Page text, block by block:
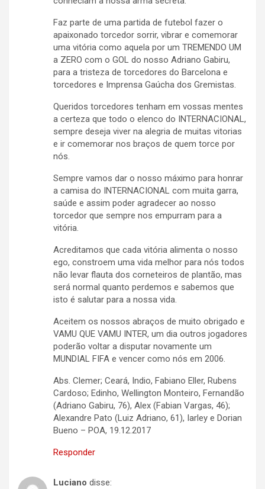
Faz parte de uma partida de futebol fazer o
apaixonado torcedor sorrir, vibrar e comemorar
uma vitória como aquela por um TREMENDO UM
a ZERO com o GOL do nosso Adriano Gabiru,
para a tristeza de torcedores do Barcelona e
torcedores e Imprensa Gaúcha dos Gremistas.
Queridos torcedores tenham em vossas mentes
a certeza que todo o elenco do INTERNACIONAL,
sempre deseja viver na alegria de muitas vitorias
e ir comemorar nos braços de quem torce por
nós.
Sempre vamos dar o nosso máximo para honrar
a camisa do INTERNACIONAL com muita garra,
saúde e assim poder agradecer ao nosso
torcedor que sempre nos empurram para a
vitória.
Acreditamos que cada vitória alimenta o nosso
ego, constroem uma vida melhor para nós todos
não levar flauta dos corneteiros de plantão, mas
será normal quanto perdemos e sabemos que
isto é salutar para a nossa vida.
Aceitem os nossos abraços de muito obrigado e
VAMU QUE VAMU INTER, um dia outros jogadores
poderão voltar a disputar novamente um
MUNDIAL FIFA e vencer como nós em 2006.
Abs. Clemer; Ceará, Indio, Fabiano Eller, Rubens
Cardoso; Edinho, Wellington Monteiro, Fernandão
(Adriano Gabiru, 76), Alex (Fabian Vargas, 46);
Alexandre Pato (Luiz Adriano, 61), Iarley e Dorian
Bueno – POA, 19.12.2017
Responder
Luciano disse: